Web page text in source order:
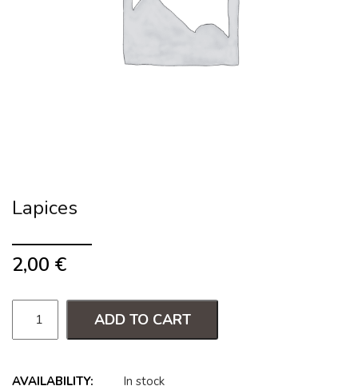
Lapices
2,00 €
ADD TO CART
AVAILABILITY: In stock